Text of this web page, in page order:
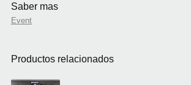
Saber mas
Event
Productos relacionados